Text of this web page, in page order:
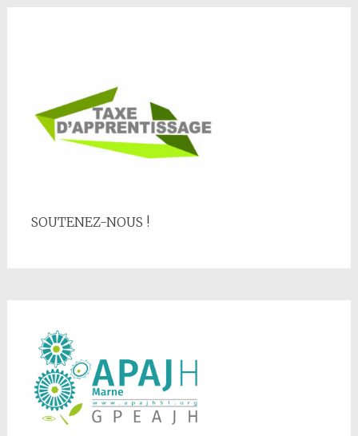
SOUTENEZ-NOUS !